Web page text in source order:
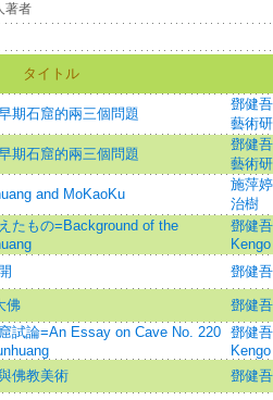
著者
タイトル
期石窟的兩三個問題
鄧健吾
藝術
期石窟的兩三個問題
鄧健吾
藝術
and MoKaoKu
施萍婷
治樹
たもの=Background of the
鄧健
鄧健
佛
鄧健吾
試論=An Essay on Cave No. 220 鄧健
佛教美術
鄧健吾